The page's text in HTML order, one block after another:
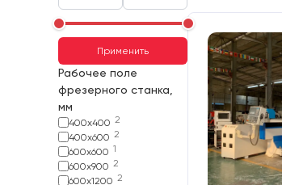
Применить
Рабочее поле
фрезерного станка,
мм
400х400 2
400х600 2
600х600 1
600х900 2
600х1200 2